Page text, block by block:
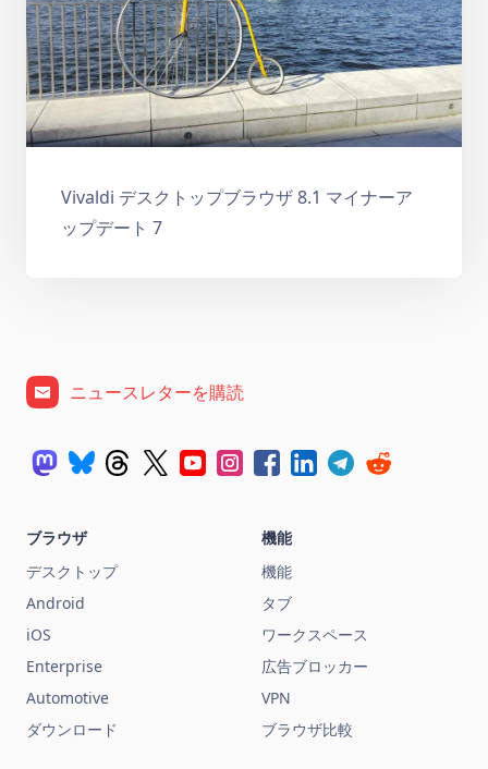
Vivaldi デスクトップブラウザ 8.1 マイナーア
ップデート 7
ニュースレターを購読
ブラウザ
デスクトップ
Android
iOS
Enterprise
Automotive
ダウンロード
機能
機能
タブ
ワークスペース
広告ブロッカー
VPN
ブラウザ比較